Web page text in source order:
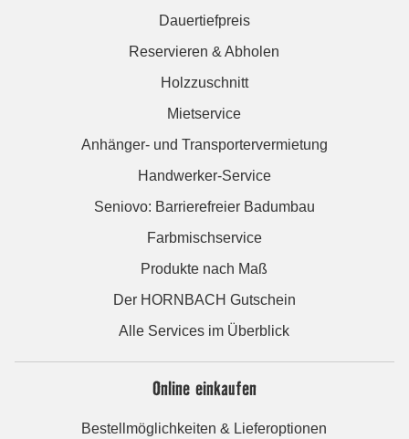
Dauertiefpreis
Reservieren & Abholen
Holzzuschnitt
Mietservice
Anhänger- und Transportervermietung
Handwerker-Service
Seniovo: Barrierefreier Badumbau
Farbmischservice
Produkte nach Maß
Der HORNBACH Gutschein
Alle Services im Überblick
Online einkaufen
Bestellmöglichkeiten & Lieferoptionen